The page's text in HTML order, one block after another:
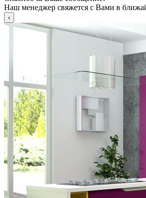
Наш менеджер свяжется с Вами в